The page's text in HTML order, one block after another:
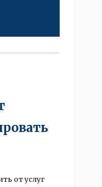
от услуг